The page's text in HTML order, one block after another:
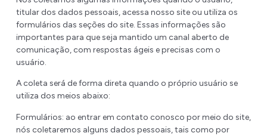
titular dos dados pessoais, acessa nosso site ou utiliza os
formulários das seções do site. Essas informações são
importantes para que seja mantido um canal aberto de
comunicação, com respostas ágeis e precisas com o
usuário.
A coleta será de forma direta quando o próprio usuário se
utiliza dos meios abaixo:
Formulários: ao entrar em contato conosco por meio do site,
nós coletaremos alguns dados pessoais, tais como por